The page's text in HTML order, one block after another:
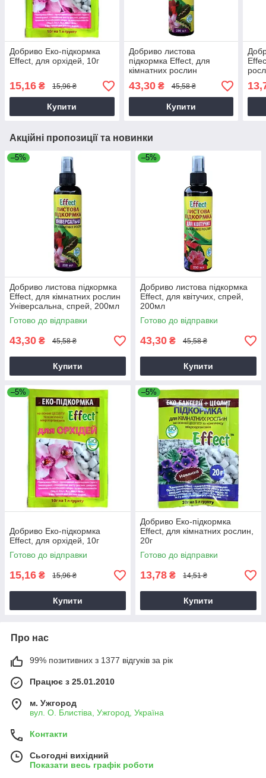
Добриво Еко-підкормка
Effect, для орхідей, 10г
15,16 ₴ 15,96 ₴
Купити
Добриво листова
підкормка Effect, для
кімнатних рослин
Універсальна, спрей,
200мл
43,30₴ 45,58 ₴
Купити
Акційні пропозиції та новинки
–5%
Добриво листова підкормка
Effect, для кімнатних рослин
Універсальна, спрей, 200мл
Готово до відправки
43,30 ₴ 45,58 ₴
Купити
–5%
Добриво листова підкормка
Effect, для квітучих, спрей,
200мл
Готово до відправки
43,30 ₴ 45,58 ₴
Купити
–5%
Добриво Еко-підкормка
Effect, для орхідей, 10г
Готово до відправки
15,16 ₴ 15,96 ₴
Купити
–5%
Добриво Еко-підкормка
Effect, для кімнатних рослин,
20г
Готово до відправки
13,78 ₴ 14,51 ₴
Купити
Про нас
99% позитивних з 1377 відгуків за рік
Працює з 25.01.2010
м. Ужгород
вул. О. Блистіва, Ужгород, Україна
Контакти
Сьогодні вихідний
Показати весь графік роботи